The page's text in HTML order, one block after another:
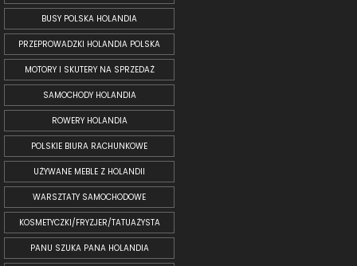
BUSY POLSKA HOLANDIA
PRZEPROWADZKI HOLANDIA POLSKA
MOTORY I SKUTERY NA SPRZEDAŻ
SAMOCHODY HOLANDIA
ROWERY HOLANDIA
POLSKIE BIURA RACHUNKOWE
UŻYWANE MEBLE Z HOLANDII
WARSZTATY SAMOCHODOWE
KOSMETYCZKI/FRYZJER/TATUAŻYSTA
PANU SZUKA PANA HOLANDIA